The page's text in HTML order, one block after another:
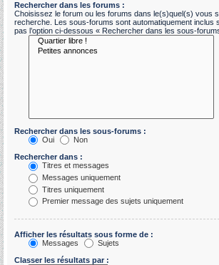
Rechercher dans les forums :
Choisissez le forum ou les forums dans le(s)quel(s) vous
recherche. Les sous-forums sont automatiquement inclus
pas l’option ci-dessous « Rechercher dans les sous-
Rechercher dans les sous-forums :
Oui
Non
Rechercher dans :
Titres et messages
Messages uniquement
Titres uniquement
Premier message des sujets uniquement
Afficher les résultats sous forme de :
Messages
Sujets
Classer les résultats par :